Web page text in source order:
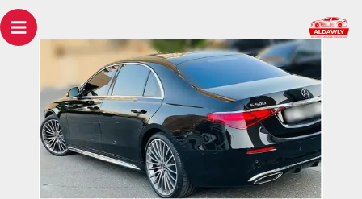
إلى
المحتوى
navigation